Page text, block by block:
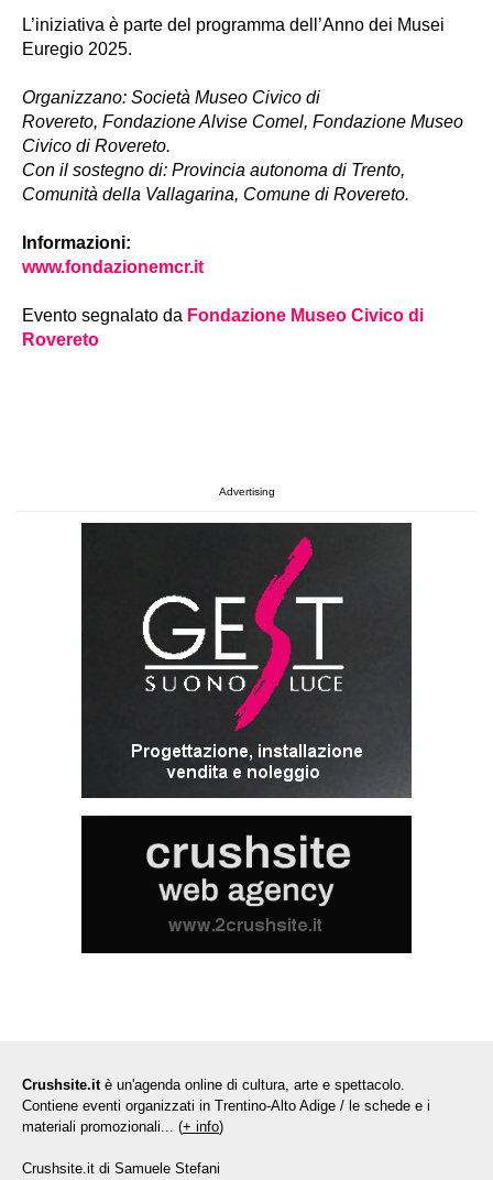
L’iniziativa è parte del programma dell’Anno dei Musei
Euregio 2025.
Organizzano: Società Museo Civico di
Rovereto, Fondazione Alvise Comel, Fondazione Museo
Civico di Rovereto.
Con il sostegno di: Provincia autonoma di Trento,
Comunità della Vallagarina, Comune di Rovereto.
Informazioni:
www.fondazionemcr.it
Evento segnalato da Fondazione Museo Civico di
Rovereto
Advertising
Crushsite.it è un'agenda online di cultura, arte e spettacolo.
Contiene eventi organizzati in Trentino-Alto Adige / le schede e i
materiali promozionali... (+ info)
Crushsite.it di Samuele Stefani